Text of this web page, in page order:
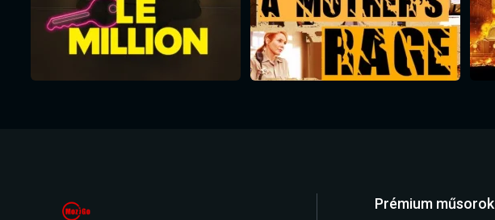
Prémium műsorok